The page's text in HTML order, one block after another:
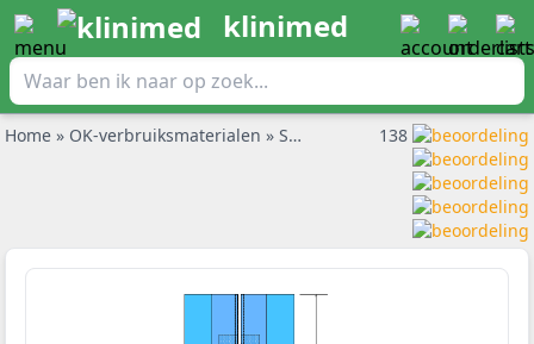
klinimed
Home » OK-verbruiksmaterialen » Splitlakens »Euroguard
138